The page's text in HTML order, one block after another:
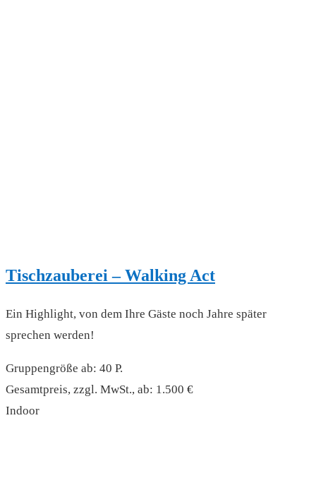
Tischzauberei – Walking Act
Ein Highlight, von dem Ihre Gäste noch Jahre später
sprechen werden!
Gruppengröße ab: 40 P.
Gesamtpreis, zzgl. MwSt., ab: 1.500 €
Indoor